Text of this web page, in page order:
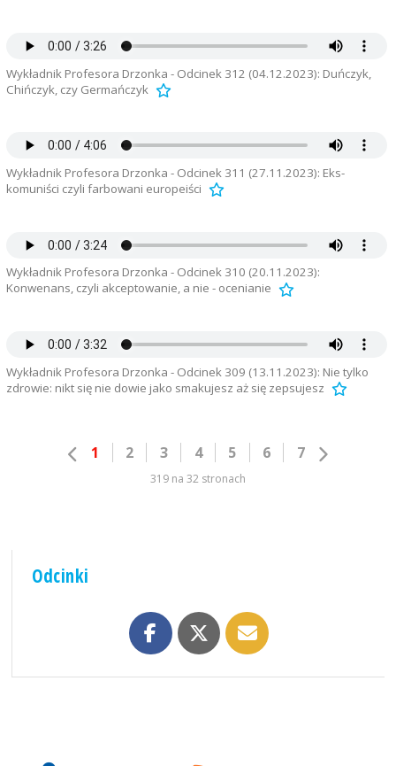
Wykładnik Profesora Drzonka - Odcinek 312 (04.12.2023): Duńczyk,
Chińczyk, czy Germańczyk
Wykładnik Profesora Drzonka - Odcinek 311 (27.11.2023): Eks-
komuniści czyli farbowani europeiści
Wykładnik Profesora Drzonka - Odcinek 310 (20.11.2023):
Konwenans, czyli akceptowanie, a nie - ocenianie
Wykładnik Profesora Drzonka - Odcinek 309 (13.11.2023): Nie tylko
zdrowie: nikt się nie dowie jako smakujesz aż się zepsujesz
1 2 3 4 5 6 7
319 na 32 stronach
Odcinki